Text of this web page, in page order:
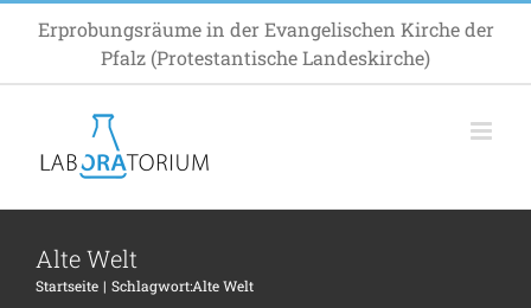
springen
Erprobungsräume in der Evangelischen Kirche der
Pfalz (Protestantische Landeskirche)
Alte Welt
Startseite Schlagwort:Alte Welt